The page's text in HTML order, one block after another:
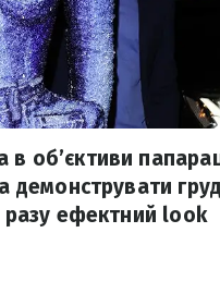
об’єктиви
демонструвати
разу ефектний look